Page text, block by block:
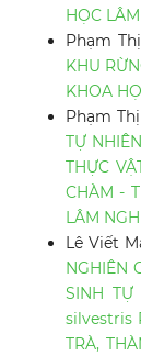
HỌC
Phạm
KHU
KHOA
Phạm
TỰ
THỰC
CHÀM -
LÂM
Lê Viết
NGHIÊN
SINH TỰ
silvestris
TRÀ,